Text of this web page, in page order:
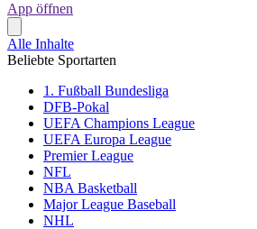
App öffnen
Alle Inhalte
Beliebte Sportarten
1. Fußball Bundesliga
DFB-Pokal
UEFA Champions League
UEFA Europa League
Premier League
NFL
NBA Basketball
Major League Baseball
NHL